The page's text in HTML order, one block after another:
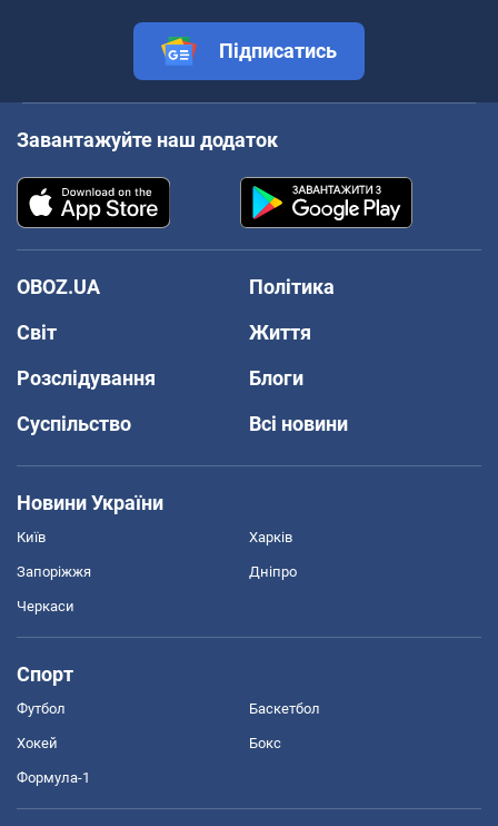
Підписатись
Завантажуйте наш додаток
OBOZ.UA
Політика
Світ
Життя
Розслідування
Блоги
Суспільство
Всі новини
Новини України
Київ Харків
Запоріжжя Дніпро
Черкаси
Спорт
Футбол Баскетбол
Хокей Бокс
Формула-1